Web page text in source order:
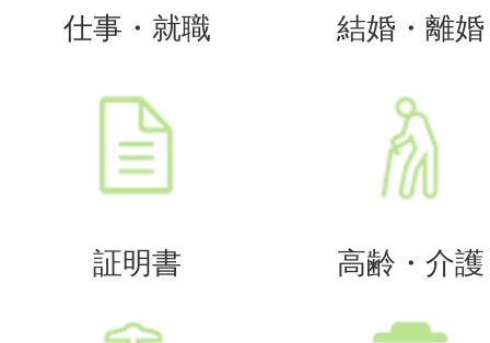
仕事・就職 結婚・離婚
証明書 高齢・介護